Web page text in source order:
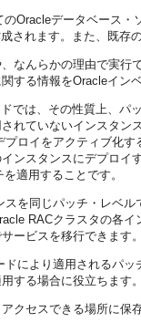
Oracleデータベース
されます。また、既
なんらかの理由で実行
する情報をOracleイ
では、その性質上、
れていないインスタ
ロイをアクティブ化
ンスタンスにデプロ
適用することです。
を同じパッチ・レベ
RACクラスタの各
ービスを移行できます
により適用されるパ
する場合に役立ちます
クセスできる場所に